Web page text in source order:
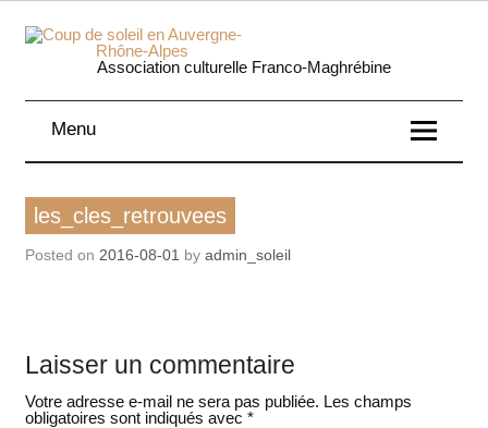
Skip
content
Coup
soleil
Association culturelle Franco-Maghrébine
Menu
les_cles_retrouvees
Posted on 2016-08-01 by admin_soleil
Laisser un commentaire
Votre adresse e-mail ne sera pas publiée. Les champs
obligatoires sont indiqués avec *